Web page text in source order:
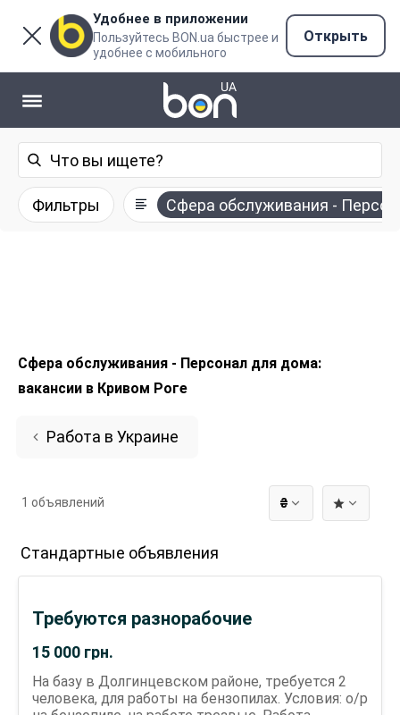
Удобнее в приложении
Пользуйтесь BON.ua быстрее и
удобнее с мобильного
Открыть
Фильтры Сфера обслуживания -
Сфера обслуживания - Персонал для дома:
вакансии в Кривом Роге
Работа в Украине
₴
1 объявлений
Стандартные объявления
15 000 грн.
Требуются разнорабочие
На базу в Долгинцевском районе, требуется 2
человека, для работы на бензопилах. Условия: о/р